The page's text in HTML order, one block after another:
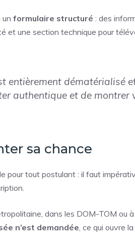
formulaire structuré : des
et une section technique pour
entièrement dématérialisé
authentique et de montrer
sa chance
pour tout postulant : il faut
dans les DOM-TOM ou
n’est demandée , ce qui ouvre